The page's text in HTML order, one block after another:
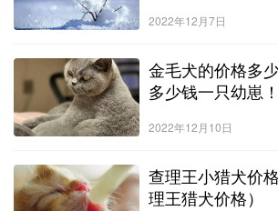
2022年12月7日
金毛犬的价格多
多少钱一只幼崽！
2022年12月10日
查理王小猎犬价
理王猎犬价格）